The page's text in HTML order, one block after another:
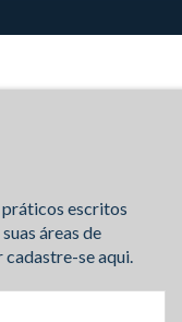
escritos
áreas de
cadastre-se aqui.